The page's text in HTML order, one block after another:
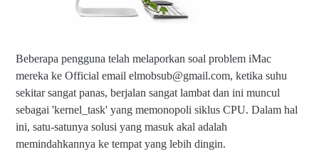
Beberapa pengguna telah melaporkan soal problem iMac
mereka ke Official email elmobsub@gmail.com, ketika suhu
sekitar sangat panas, berjalan sangat lambat dan ini muncul
sebagai 'kernel_task' yang memonopoli siklus CPU. Dalam hal
ini, satu-satunya solusi yang masuk akal adalah
memindahkannya ke tempat yang lebih dingin.